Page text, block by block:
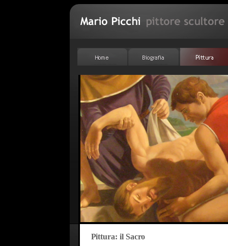
Pittura: il Sacro